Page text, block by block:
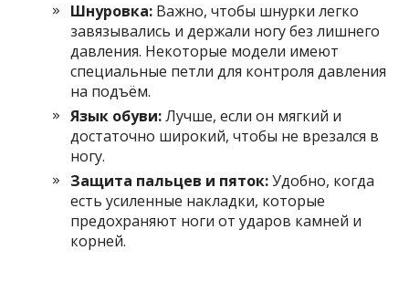
Шнуровка: Важно, чтобы шнурки легко
завязывались и держали ногу без лишнего
давления. Некоторые модели имеют
специальные петли для контроля давления
на подъём.
Язык обуви:Лучше, если он мягкий и
достаточно широкий, чтобы не врезался в
ногу.
Защита пальцев и пяток:Удобно, когда
есть усиленные накладки, которые
предохраняют ноги от ударов камней и
корней.